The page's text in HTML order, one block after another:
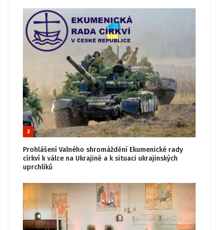
3
Prohlášení Valného shromáždění Ekumenické rady
církví k válce na Ukrajině a k situaci ukrajinských
uprchlíků